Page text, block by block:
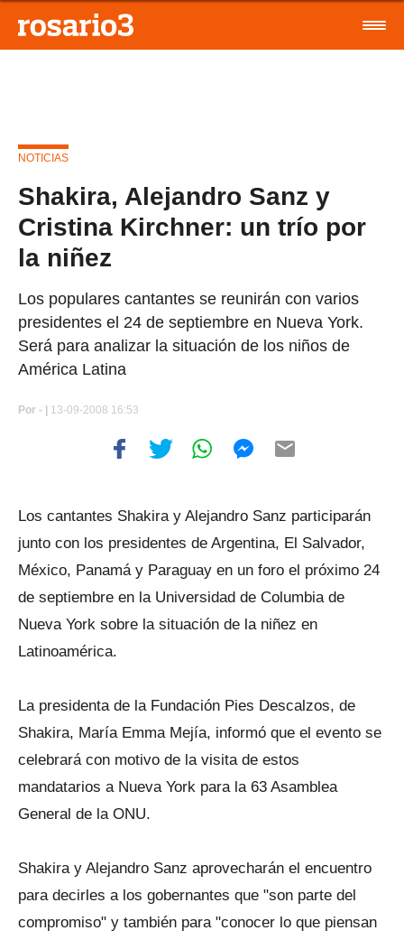
NOTICIAS
Shakira, Alejandro Sanz y
Cristina Kirchner: un trío por
la niñez
Los populares cantantes se reunirán con varios
presidentes el 24 de septiembre en Nueva York.
Será para analizar la situación de los niños de
América Latina
Por - | 13-09-2008 16:53
Los cantantes Shakira y Alejandro Sanz participarán
junto con los presidentes de Argentina, El Salvador,
México, Panamá y Paraguay en un foro el próximo 24
de septiembre en la Universidad de Columbia de
Nueva York sobre la situación de la niñez en
Latinoamérica.
La presidenta de la Fundación Pies Descalzos, de
Shakira, María Emma Mejía, informó que el evento se
celebrará con motivo de la visita de estos
mandatarios a Nueva York para la 63 Asamblea
General de la ONU.
Shakira y Alejandro Sanz aprovecharán el encuentro
para decirles a los gobernantes que "son parte del
compromiso" y también para "conocer lo que piensan